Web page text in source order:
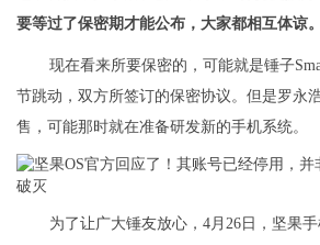
要等过了保密期才能公布，大家都相互体谅
现在看来所要保密的，可能就是锤子
节跳动，双方所签订的保密协议。但是罗永
售，可能那时就在准备研发新的手机系统。
为了让广大锤友放心，4月26日，坚果